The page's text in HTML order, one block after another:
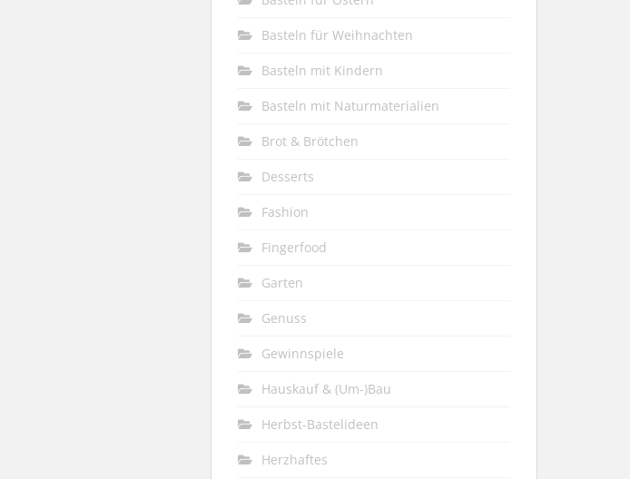
Basteln für Weihnachten
Basteln mit Kindern
Basteln mit Naturmaterialien
Brot & Brötchen
Desserts
Fashion
Fingerfood
Garten
Genuss
Gewinnspiele
Hauskauf & (Um-)Bau
Herbst-Bastelideen
Herzhaftes